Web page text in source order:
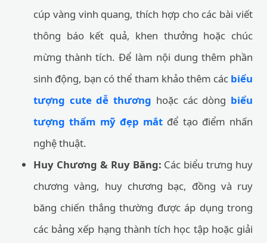
cúp vàng vinh quang, thích hợp cho các bài viết
thông báo kết quả, khen thưởng hoặc chúc
mừng thành tích. Để làm nội dung thêm phần
sinh động, bạn có thể tham khảo thêm các biểu
tượng cute dễ thương hoặc các dòng biểu
tượng thẩm mỹ đẹp mắt để tạo điểm nhấn
nghệ thuật.
Huy Chương & Ruy Băng: Các biểu trưng huy
chương vàng, huy chương bạc, đồng và ruy
băng chiến thắng thường được áp dụng trong
các bảng xếp hạng thành tích học tập hoặc giải